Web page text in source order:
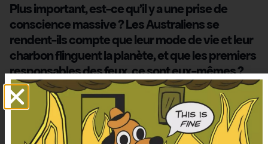
Plus important, est-ce qu’il y a une prise de
conscience massive ? Les Australiens se
rendent-ils compte que leur mode de vie et leur
charbon flinguent la planète, et que les premiers
responsables des feux, ce sont eux-mêmes ?
Désolée je ne pense pas que je puisse répondre à
cette question – je n’en ai pas parlé particulièrement
avec des Australiens autour de moi et je ne sais pas